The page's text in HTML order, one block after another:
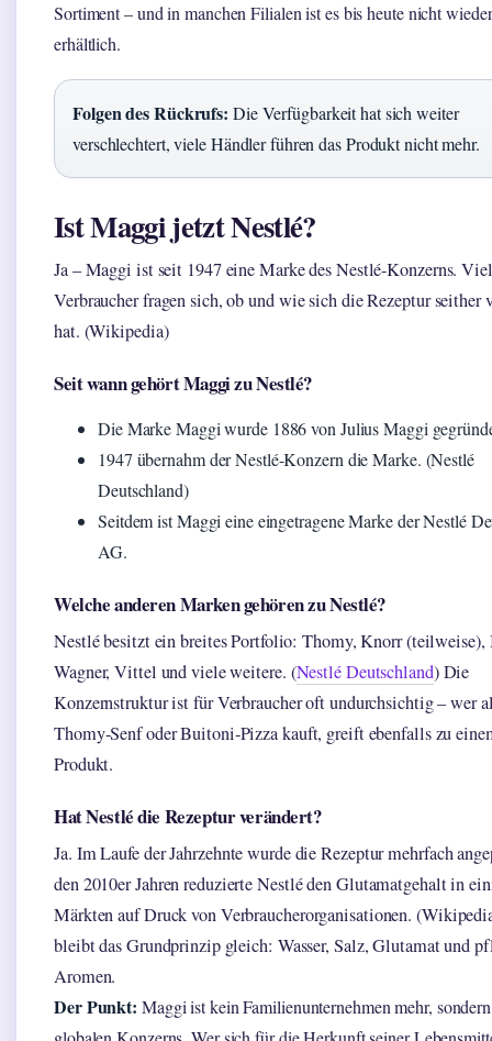
Sortiment – und in manchen Filialen ist es bis heute nicht
erhältlich.
Folgen des Rückrufs: Die Verfügbarkeit hat sich weiter
verschlechtert, viele Händler führen das Produkt nicht mehr.
Ist Maggi jetzt Nestlé?
Ja – Maggi ist seit 1947 eine Marke des Nestlé-Konzerns.
Verbraucher fragen sich, ob und wie sich die Rezeptur seither
hat. (Wikipedia)
Seit wann gehört Maggi zu Nestlé?
Die Marke Maggi wurde 1886 von Julius Maggi
1947 übernahm der Nestlé-Konzern die Marke. (Nestlé
Deutschland)
Seitdem ist Maggi eine eingetragene Marke der Nestlé
AG.
Welche anderen Marken gehören zu Nestlé?
Nestlé besitzt ein breites Portfolio: Thomy, Knorr
Wagner, Vittel und viele weitere. (Nestlé Deutschland) Die
Konzernstruktur ist für Verbraucher oft undurchsichtig – wer
Thomy-Senf oder Buitoni-Pizza kauft, greift ebenfalls zu
Produkt.
Hat Nestlé die Rezeptur verändert?
Ja. Im Laufe der Jahrzehnte wurde die Rezeptur mehrfach
den 2010er Jahren reduzierte Nestlé den Glutamatgehalt in
Märkten auf Druck von Verbraucherorganisationen.
bleibt das Grundprinzip gleich: Wasser, Salz, Glutamat und
Aromen.
Der Punkt: Maggi ist kein Familienunternehmen mehr,